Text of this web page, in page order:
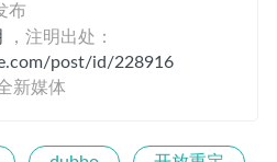
布
，注明出处：
post/id/228916
新媒体